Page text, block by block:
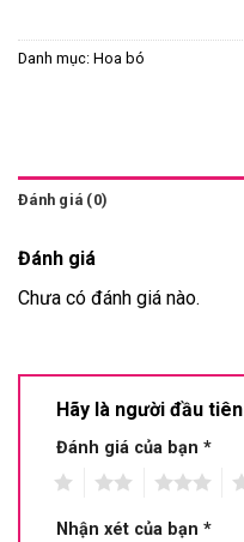
Danh mục: Hoa bó
Đánh giá (0)
Đánh giá
Chưa có đánh giá nào.
Hãy là người đầu
Đánh giá của bạn *
Nhận xét của bạn *